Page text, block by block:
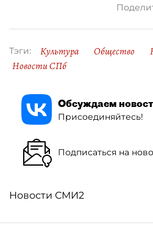
Тэги: Культура Общество
Новости СПб
Обсуждаем
Присоединяйтесь!
Подписаться на
Новости СМИ2